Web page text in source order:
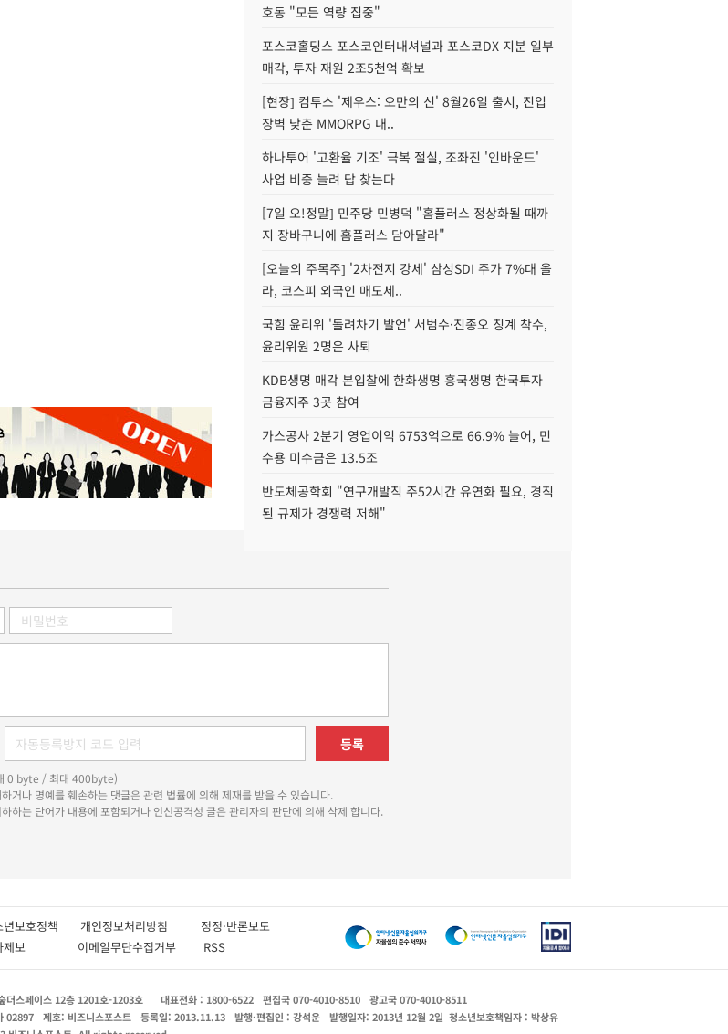
호동 "모든 역량 집중"
포스코홀딩스 포스코인터내셔널과 포스코DX 지분 일부
매각, 투자 재원 2조5천억 확보
[현장] 컴투스 '제우스: 오만의 신' 8월26일 출시, 진입
장벽 낮춘 MMORPG 내..
하나투어 '고환율 기조' 극복 절실, 조좌진 '인바운드'
사업 비중 늘려 답 찾는다
[7일 오!정말] 민주당 민병덕 "홈플러스 정상화될 때까
지 장바구니에 홈플러스 담아달라"
[오늘의 주목주] '2차전지 강세' 삼성SDI 주가 7%대 올
라, 코스피 외국인 매도세..
국힘 윤리위 '돌려차기 발언' 서범수·진종오 징계 착수,
윤리위원 2명은 사퇴
KDB생명 매각 본입찰에 한화생명 흥국생명 한국투자
금융지주 3곳 참여
가스공사 2분기 영업이익 6753억으로 66.9% 늘어, 민
수용 미수금은 13.5조
반도체공학회 "연구개발직 주52시간 유연화 필요, 경직
된 규제가 경쟁력 저해"
등록
0 byte / 최대 400byte)
거나 명예를 훼손하는 댓글은 관련 법률에 의해 제재를 받을 수 있습니다.
하는 단어가 내용에 포함되거나 인신공격성 글은 관리자의 판단에 의해 삭제 합니다.
년보호정책 개인정보처리방침 정정·반론보도
제보 이메일무단수집거부 RSS
더스페이스 12층 1201호-1203호 대표전화 : 1800-6522 편집국 070-4010-8510
광고국 070-4010-8511
02897 제호: 비즈니스포스트 등록일: 2013.11.13 발행·편집인 : 강석운 발행일자: 2013년 12월 2일 청소년보호책임자 : 박상유